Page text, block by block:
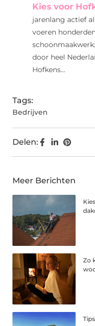
Kies voor
jarenlang actief
voeren
door heel
Hofkens...
Tags:
Bedrijven
Delen:
Meer Berichten
Zo